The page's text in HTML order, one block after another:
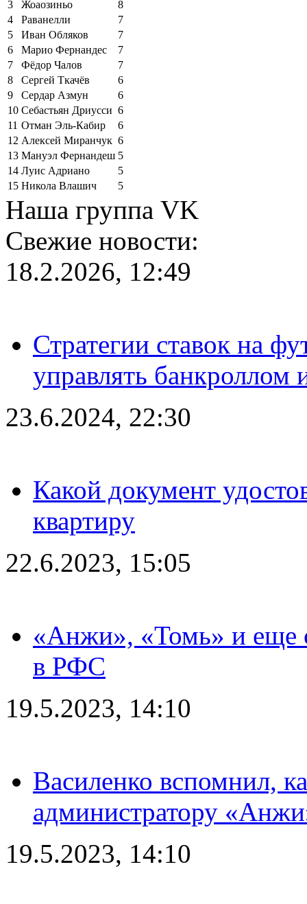
3 Жоаозиньо
8
4
Раванелли
7
5
Иван Обляков
7
6
Марио Фернандес
7
7
Фёдор Чалов
7
8
Сергей Ткачёв
6
9
Сердар Азмун
6
10 Себастьян Дриусси 6
11 Отман Эль-Кабир
6
12 Алексей Миранчук 6
13 Мануэл Фернандеш 5
14 Луис Адриано
5
15 Никола Влашич 5
Наша группа VK
Свежие новости:
18.2.2026, 12:49
Стратегии ставок на
управлять банкроллом
23.6.2024, 22:30
Какой документ
квартиру
22.6.2023, 15:05
«Анжи», «Томь» и еще
в РФС
19.5.2023, 14:10
Василенко вспомнил,
администратору
19.5.2023, 14:10